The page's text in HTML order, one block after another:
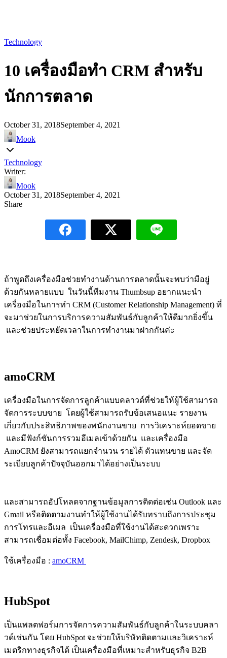
Technology
10 เครื่องมือทำ CRM สำหรับ
นักการตลาด
October 31, 2018September 4, 2021
Mook
Technology
Writer:
Mook
October 31, 2018September 4, 2021
Share
ถ้าพูดถึงเครื่องมือช่วยทำงานด้านการตลาดนั้นจะพบว่ามีอยู่
ด้วยกันหลายแบบ ในวันนี้ทีมงาน Thumbsup อยากแนะนำ
เครื่องมือในการทำ CRM (Customer Relationship Management) ที่
จะมาช่วยในการบริการความสัมพันธ์กับลูกค้าให้ดีมากยิ่งขึ้น
และช่วยประหยัดเวลาในการทำงานมาฝากกันค่ะ
amoCRM
เครื่องมือในการจัดการลูกค้าแบบคลาวด์ที่ช่วยให้ผู้ใช้สามารถ
จัดการระบบขาย โดยผู้ใช้สามารถรับข้อเสนอแนะ รายงาน
เกี่ยวกับประสิทธิภาพของพนักงานขาย การวิเคราะห์ยอดขาย
และมีฟังก์ชันการรวมอีเมลเข้าด้วยกัน และเครื่องมือ
AmoCRM ยังสามารถแยกจำนวน รายได้ ตัวแทนขาย และจัด
ระเบียบลูกค้าปัจจุบันออกมาได้อย่างเป็นระบบ
และสามารถอัปโหลดจากฐานข้อมูลการติดต่อเช่น Outlook และ
Gmail หรือติดตามงานทำให้ผู้ใช้งานได้รับทราบถึงการประชุม
การโทรและอีเมล เป็นเครื่องมือที่ใช้งานได้สะดวกเพราะ
สามารถเชื่อมต่อทั้ง Facebook, MailChimp, Zendesk, Dropbox
ใช้เครื่องมือ : amoCRM
HubSpot
เป็นแพลตฟอร์มการจัดการความสัมพันธ์กับลูกค้าในระบบคลา
วด์เช่นกัน โดย HubSpot จะช่วยให้บริษัทติดตามและวิเคราะห์
เมตริกทางธุรกิจได้ เป็นเครื่องมือที่เหมาะสำหรับธุรกิจ B2B